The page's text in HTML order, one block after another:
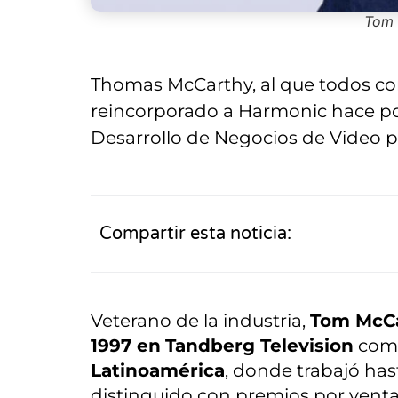
Thomas McCarthy, al que todos
reincorporado a Harmonic hace
Desarrollo de Negocios de Video
Compartir esta noticia:
Veterano de la industria, Tom
1997 en Tandberg Television
Latinoamérica, donde trabajó